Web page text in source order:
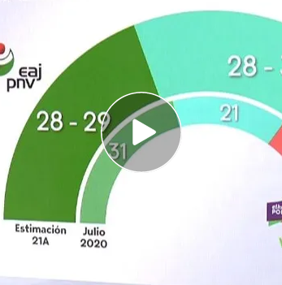
arroja un escenario de máxima
del 21 de abril
comicios vascos, aunque los
30 escaños
la campaña electoral en el País
millones de vascos mayores de 18 años